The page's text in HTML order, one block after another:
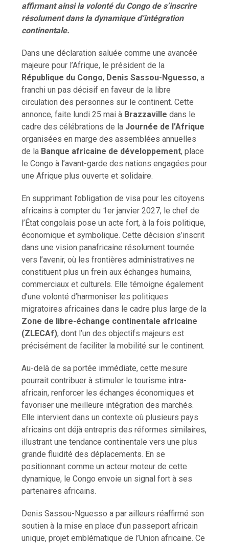
affirmant ainsi la volonté du Congo de s’inscrire
résolument dans la dynamique d’intégration
continentale.
Dans une déclaration saluée comme une avancée
majeure pour l’Afrique, le président de la
République du Congo, Denis Sassou-Nguesso, a
franchi un pas décisif en faveur de la libre
circulation des personnes sur le continent. Cette
annonce, faite lundi 25 mai à Brazzaville dans le
cadre des célébrations de la Journée de l’Afrique
organisées en marge des assemblées annuelles
de la Banque africaine de développement, place
le Congo à l’avant-garde des nations engagées pour
une Afrique plus ouverte et solidaire.
En supprimant l’obligation de visa pour les citoyens
africains à compter du 1er janvier 2027, le chef de
l’État congolais pose un acte fort, à la fois politique,
économique et symbolique. Cette décision s’inscrit
dans une vision panafricaine résolument tournée
vers l’avenir, où les frontières administratives ne
constituent plus un frein aux échanges humains,
commerciaux et culturels. Elle témoigne également
d’une volonté d’harmoniser les politiques
migratoires africaines dans le cadre plus large de la
Zone de libre-échange continentale africaine
(ZLECAf), dont l’un des objectifs majeurs est
précisément de faciliter la mobilité sur le continent.
Au-delà de sa portée immédiate, cette mesure
pourrait contribuer à stimuler le tourisme intra-
africain, renforcer les échanges économiques et
favoriser une meilleure intégration des marchés.
Elle intervient dans un contexte où plusieurs pays
africains ont déjà entrepris des réformes similaires,
illustrant une tendance continentale vers une plus
grande fluidité des déplacements. En se
positionnant comme un acteur moteur de cette
dynamique, le Congo envoie un signal fort à ses
partenaires africains.
Denis Sassou-Nguesso a par ailleurs réaffirmé son
soutien à la mise en place d’un passeport africain
unique, projet emblématique de l’Union africaine. Ce